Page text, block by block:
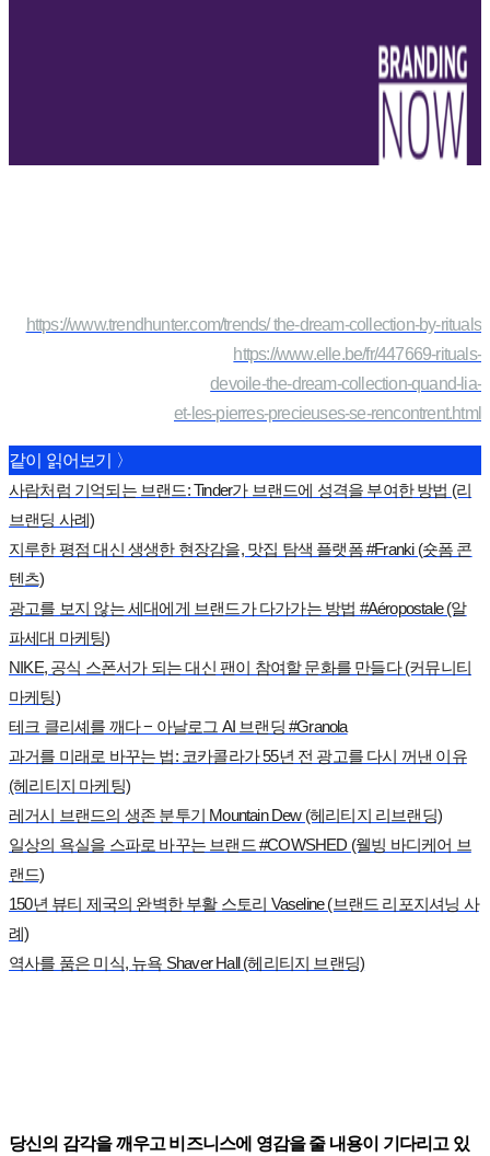
https://www.trendhunter.com/trends/ the-dream-collection-by-rituals
https://www.elle.be/fr/447669-rituals-
devoile-the-dream-collection-quand-lia-
et-les-pierres-precieuses-se-rencontrent.html
같이 읽어보기 〉
사람처럼 기억되는 브랜드: Tinder가 브랜드에 성격을 부여한 방법 (리
브랜딩 사례)
지루한 평점 대신 생생한 현장감을, 맛집 탐색 플랫폼 #Franki (숏폼 콘
텐츠)
광고를 보지 않는 세대에게 브랜드가 다가가는 방법 #Aéropostale (알
파세대 마케팅)
NIKE, 공식 스폰서가 되는 대신 팬이 참여할 문화를 만들다 (커뮤니티
마케팅)
테크 클리셰를 깨다 − 아날로그 AI 브랜딩 #Granola
과거를 미래로 바꾸는 법: 코카콜라가 55년 전 광고를 다시 꺼낸 이유
(헤리티지 마케팅)
레거시 브랜드의 생존 분투기 Mountain Dew (헤리티지 리브랜딩)
일상의 욕실을 스파로 바꾸는 브랜드 #COWSHED (웰빙 바디케어 브
랜드)
150년 뷰티 제국의 완벽한 부활 스토리 Vaseline (브랜드 리포지셔닝 사
례)
역사를 품은 미식, 뉴욕 Shaver Hall (헤리티지 브랜딩)
당신의 감각을 깨우고 비즈니스에 영감을 줄 내용이 기다리고 있